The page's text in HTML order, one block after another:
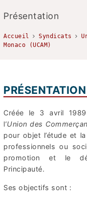
Présentation
Accueil Syndicats
Monaco (UCAM)
PRÉSENTATION
Créée le 3 avril
l’Union des
pour objet l’étude et
professionnels ou
promotion et le
Principauté.
Ses objectifs sont :